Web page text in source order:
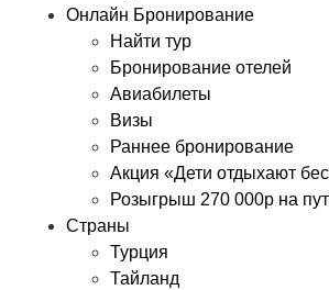
Онлайн Бронирование
Найти тур
Бронирование отелей
Авиабилеты
Визы
Раннее бронирование
Акция «Дети отдыхают
Розыгрыш 270 000р на
Страны
Турция
Тайланд